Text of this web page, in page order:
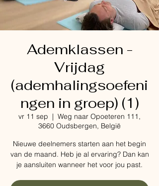
Ademklassen -
Vrijdag
(ademhalingsoefeni
ngen in groep) (1)
vr 11 sep
  |
Weg naar Opoeteren 111,
3660 Oudsbergen, België
Nieuwe deelnemers starten aan het begin
van de maand. Heb je al ervaring? Dan kan
je aansluiten wanneer het voor jou past.